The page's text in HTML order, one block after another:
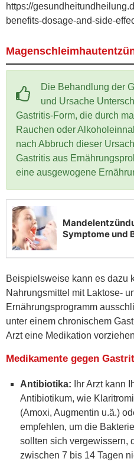
https://
benefits-dosage-and-side-
Die Behandlung der
und Ursache
Gastritis-Form, die durch
Rauchen oder
nach Abbruch dieser
Gastritis aus
eine ausgewogene
Beispielsweise kann es dazu
Nahrungsmittel mit Laktose-
Ernährungsprogramm
unter einem chronischem
Arzt eine Medikation
Medikamente gegen
Antibiotika: Ihr Arzt kann
Antibiotikum, wie
(Amoxi, Augmentin u.ä.)
empfehlen, um die
sollten sich vergewissern,
zwischen 7 bis 14 Tagen